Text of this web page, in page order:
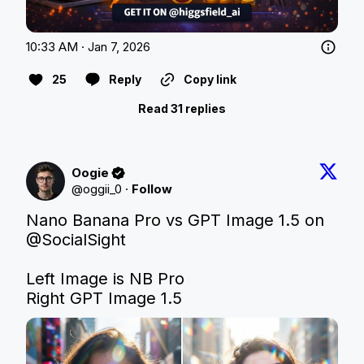
10:33 AM · Jan 7, 2026
25 Reply Copy link
Read 31 replies
Oogie
@oggii_0 · Follow
@SocialSight
Left Image is NB Pro
Right GPT Image 1.5